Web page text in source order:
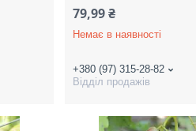
79,99 ₴
Немає в наявності
+380 (97) 315-28-82
Відділ продажів